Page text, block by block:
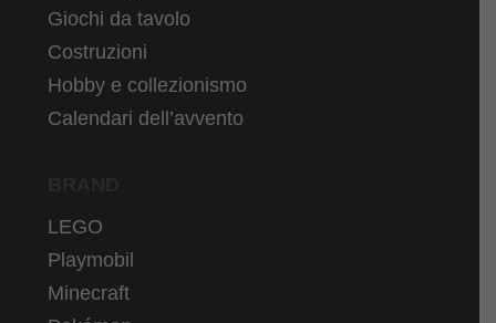
Giochi da tavolo
Costruzioni
Hobby e collezionismo
Calendari dell’avvento
LEGO
Playmobil
Minecraft